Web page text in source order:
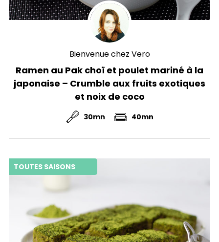
Bienvenue chez Vero
Ramen au Pak choï et poulet mariné à la
japonaise – Crumble aux fruits exotiques
et noix de coco
30mn 40mn
TOUTES SAISONS